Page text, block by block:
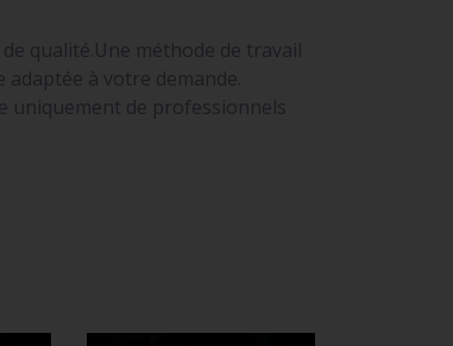
qualité.Une méthode de travail
à votre demande.
uniquement de professionnels